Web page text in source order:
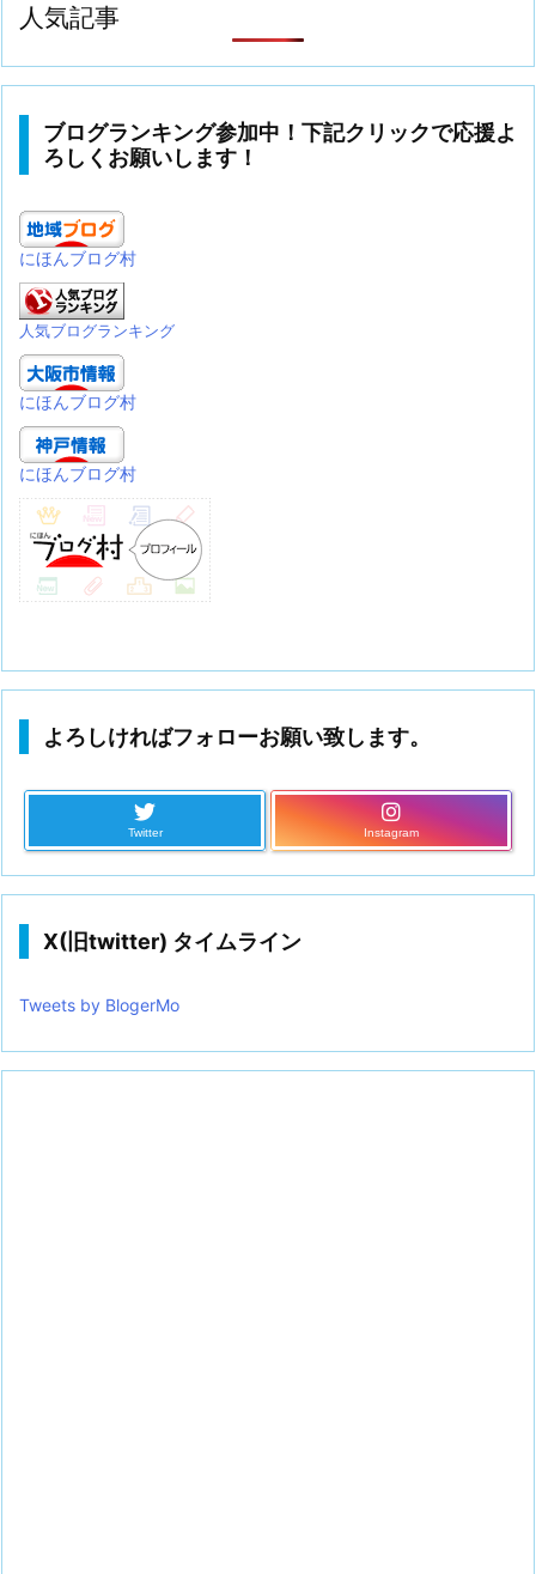
人気記事
ブログランキング参加中！下記クリックで応援よ
ろしくお願いします！
にほんブログ村
人気ブログランキング
にほんブログ村
にほんブログ村
よろしければフォローお願い致します。
Twitter Instagram
X(旧twitter) タイムライン
Tweets by BlogerMo